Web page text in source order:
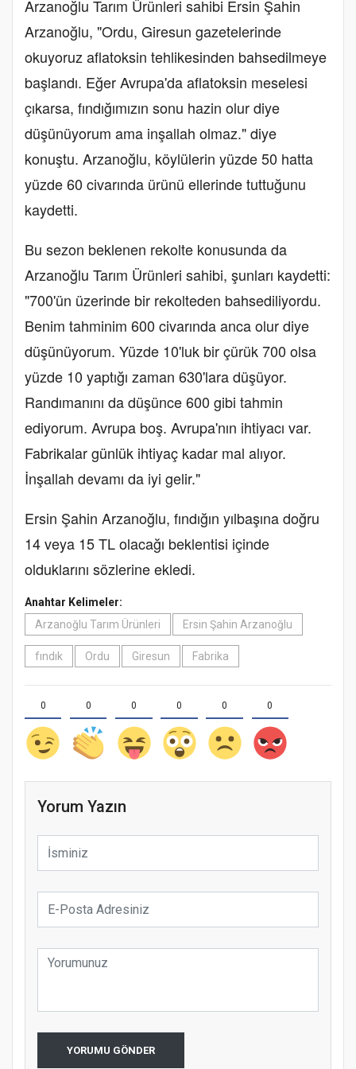
Arzanoğlu Tarım Ürünleri sahibi Ersin Şahin
Arzanoğlu, "Ordu, Giresun gazetelerinde
okuyoruz aflatoksin tehlikesinden bahsedilmeye
başlandı. Eğer Avrupa'da aflatoksin meselesi
çıkarsa, fındığımızın sonu hazin olur diye
düşünüyorum ama inşallah olmaz." diye
konuştu. Arzanoğlu, köylülerin yüzde 50 hatta
yüzde 60 civarında ürünü ellerinde tuttuğunu
kaydetti.
Bu sezon beklenen rekolte konusunda da
Arzanoğlu Tarım Ürünleri sahibi, şunları kaydetti:
"700'ün üzerinde bir rekolteden bahsediliyordu.
Benim tahminim 600 civarında anca olur diye
düşünüyorum. Yüzde 10'luk bir çürük 700 olsa
yüzde 10 yaptığı zaman 630'lara düşüyor.
Randımanını da düşünce 600 gibi tahmin
ediyorum. Avrupa boş. Avrupa'nın ihtiyacı var.
Fabrikalar günlük ihtiyaç kadar mal alıyor.
İnşallah devamı da iyi gelir."
Ersin Şahin Arzanoğlu, fındığın yılbaşına doğru
14 veya 15 TL olacağı beklentisi içinde
olduklarını sözlerine ekledi.
Anahtar Kelimeler:
Arzanoğlu Tarım Ürünleri
Ersin Şahin Arzanoğlu
fındık Ordu Giresun Fabrika
0 0 0 0 0 0
Yorum Yazın
YORUMU GÖNDER